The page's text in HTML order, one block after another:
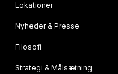
Lokationer
Nyheder & Presse
Filosofi
Strategi & Målsætning